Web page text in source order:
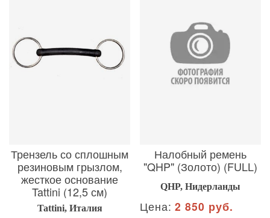
Трензель со сплошным
резиновым грызлом,
жесткое основание
Tattini (12,5 см)
Tattini, Италия
Налобный ремень
"QHP" (Золото) (FULL)
QHP, Нидерланды
Цена: 2 850 руб.